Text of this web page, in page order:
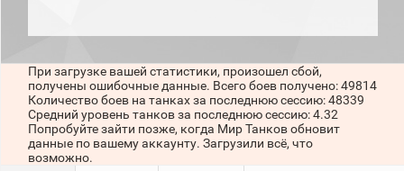
сессии)
Кланы
Статистика
стримеров
При загрузке вашей статистики, произошел сбой,
получены ошибочные данные. Всего боев получено: 49814
Количество боев на танках за последнюю сессию: 48339
Средний уровень танков за последнюю сессию: 4.32
Попробуйте зайти позже, когда Мир Танков обновит
данные по вашему аккаунту. Загрузили всё, что
возможно.